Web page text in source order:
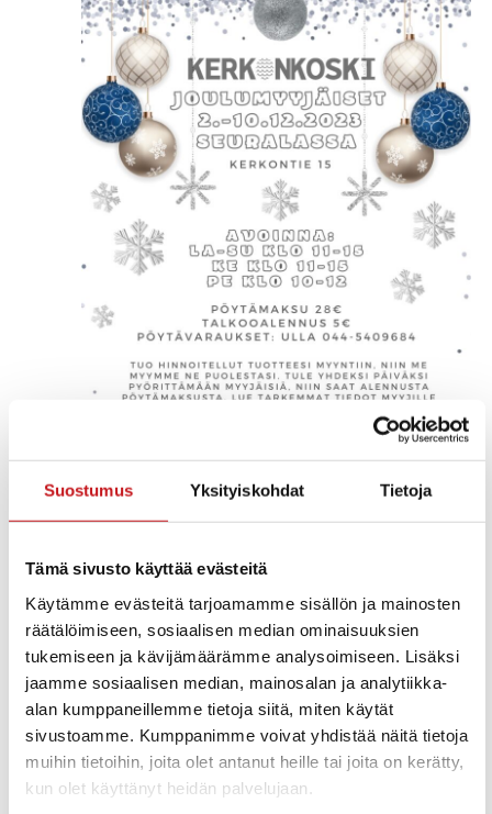
Suostumus Yksityiskohdat Tietoja
Tämä sivusto käyttää evästeitä
Käytämme evästeitä tarjoamamme sisällön ja mainosten
räätälöimiseen, sosiaalisen median ominaisuuksien
tukemiseen ja kävijämäärämme analysoimiseen. Lisäksi
jaamme sosiaalisen median, mainosalan ja analytiikka-
alan kumppaneillemme tietoja siitä, miten käytät
sivustoamme. Kumppanimme voivat yhdistää näitä tietoja
muihin tietoihin, joita olet antanut heille tai joita on kerätty,
kun olet käyttänyt heidän palvelujaan.
Kerkonkosken joulumyyjäiset
Kerkonkosken Seurala
marraskuu 2025
29